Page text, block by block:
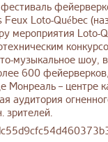
Feux Loto-Québec
мероприятия Loto-
музыкальное шоу,
600
Монреаль – центре
аудитория
зрителей.